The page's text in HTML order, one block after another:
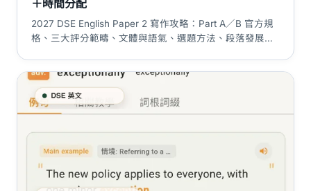
＋時間分配
2027 DSE English Paper 2 寫作攻略：Part A／B 官方規
格、三大評分範疇、文體與語氣、選題方法、段落發展及